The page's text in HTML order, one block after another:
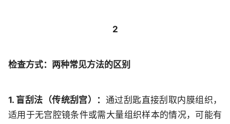
2
检查方式：两种常见方法的区别
1. 盲刮法（传统刮宫）： 通过刮匙直接刮取内膜组织，
适用于无宫腔镜条件或需大量组织样本的情况，可能有